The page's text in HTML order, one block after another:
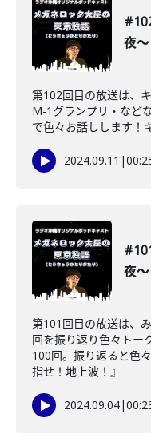
夜〜
第102回目の放送は、
M-1グランプリ・など
で色々お話しします！
2024.09.11 |
夜
第101回目の放送は、
回を振り返り色々トー
100回。振り返ると色
指せ！地上波！』
2024.09.04|